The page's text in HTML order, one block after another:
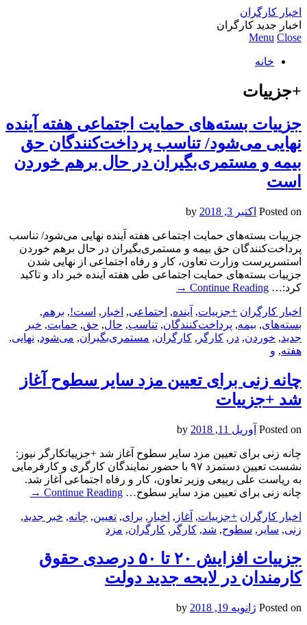
اخبار کارگران
اخبار جدید کارگران
Menu Close
خانه
+جزییات
جزییات بسته‌های حمایت اجتماعی هفته آینده
نهایی می‌شود/ تناسب پرداخت‌کنندگان حق
بیمه و مستمری‌بگیران در حال برهم خوردن
است
Posted on اکتبر 3, 2018
جزییات بسته‌های حمایت اجتماعی هفته آینده نهایی می‌شود/ تناسب
پرداخت‌کنندگان حق بیمه و مستمری‌بگیران در حال برهم خوردن
استسرپرست وزارت تعاون، کار و رفاه اجتماعی از نهایی شدن
جزییات بسته‌های حمایت اجتماعی طی هفته آینده خبر داد و تاکید
کرد:… Continue Reading
→
اخبار کارگران +جزییات, آینده, اجتماعی, اخبار , است!, برهم,
بسته‌های, بیمه, پرداخت‌کنندگان, تناسب, حال, حق, حمایت, خبر
جدید, خوردن, در , کارگر , کارگران, مستمری‌بگیران, می‌شود, نهایی,
هفته, و
چانه زنی برای تعیین مزد سایر سطوح آغاز
شد +جزییات
Posted on آوریل 11, 2018
چانه زنی برای تعیین مزد سایر سطوح آغاز شد +جزییاتکارگر نیوز:
نشست تعیین دستمزد ۹۷ با حضور نمایندگان کارگری و کارفرمایی
به ریاست علی ربیعی وزیر تعاون، کار و رفاه اجتماعی آغاز شد.
چانه زنی برای تعیین مزد سایر سطوح… Continue Reading
→
اخبار کارگران +جزییات, آغاز , اخبار , برای, تعیین, چانه, خبر جدید,
زنی, سایر , سطوح, شد, کارگر , کارگران, مزد
جزییات افزایش ۲۰ تا ۵۰ درصدی حقوق
کارمندان در لایحه جدید دولت
Posted on ژانویه 19, 2018